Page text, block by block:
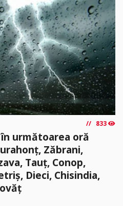
833
următoarea oră
Zăbrani,
Tauț, Conop,
Dieci, Chisindia,